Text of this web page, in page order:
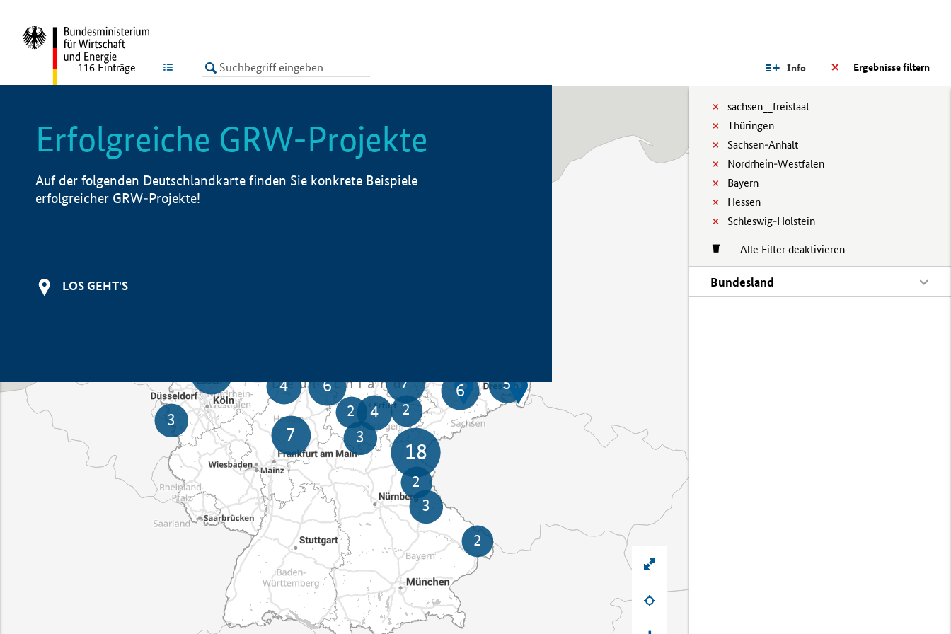
LISTE Ergebnisse filtern
Info
sachsen__freistaat
Thüringen
Sachsen-Anhalt
Nordrhein-Westfalen
Bayern
Hessen
Schleswig-Holstein
Alle Filter deaktivieren
Bundesland
116 Einträge
Erfolgreiche GRW-Projekte
Auf der folgenden Deutschlandkarte finden Sie konkrete Beispiele
erfolgreicher GRW-Projekte!
LOS GEHT'S